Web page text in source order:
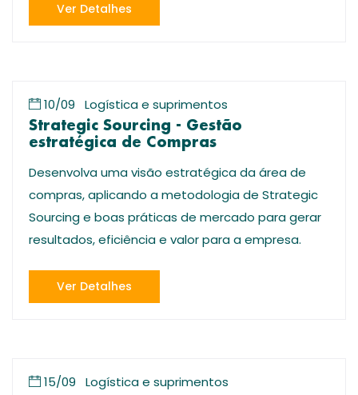
Ver Detalhes
10/09 Logística e suprimentos
Strategic Sourcing - Gestão
estratégica de Compras
Desenvolva uma visão estratégica da área de
compras, aplicando a metodologia de Strategic
Sourcing e boas práticas de mercado para gerar
resultados, eficiência e valor para a empresa.
Ver Detalhes
15/09 Logística e suprimentos